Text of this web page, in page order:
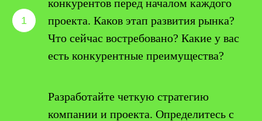
конкурентов перед началом каждого
проекта. Каков этап развития рынка?
Что сейчас востребовано? Какие у вас
есть конкурентные преимущества?
Разработайте четкую стратегию
компании и проекта. Определитесь с